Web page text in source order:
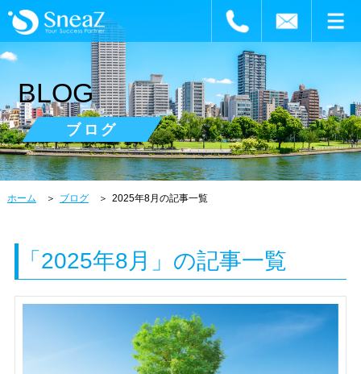
BLOG
ブログ
ホーム ブログ 2025年8月の記事一覧
「2025年8月」の記事一覧